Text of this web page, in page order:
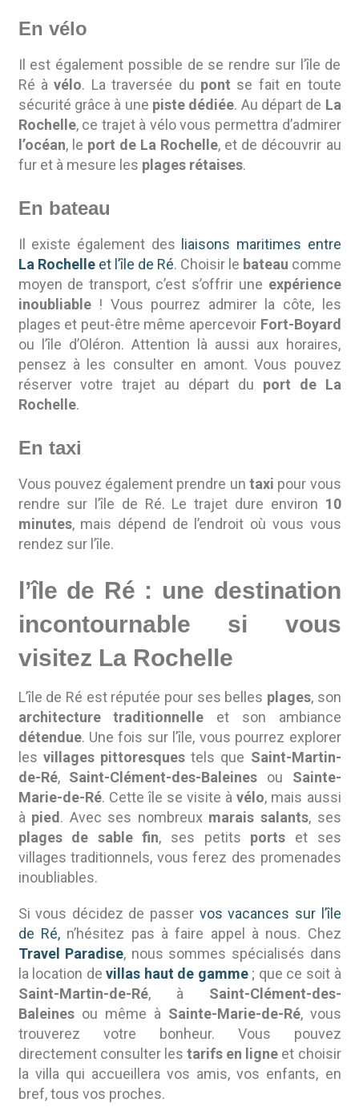
En vélo
Il est également possible de se rendre sur l’île de
Ré àvélo. La traversée du pont se fait en toute
sécurité grâce à une piste dédiée. Au départ de La
Rochelle, ce trajet à vélo vous permettra d’admirer
l’océan, le port de La Rochelle, et de découvrir au
fur et à mesure les plages rétaises.
En bateau
Il existe également des
liaisons maritimes entre
La Rochelleet l’île de Ré. Choisir le bateau comme
moyen de transport, c’est s’offrir une expérience
inoubliable! Vous pourrez admirer la côte, les
plages et peut-être même apercevoir Fort-Boyard
ou l’île d’Oléron. Attention là aussi aux horaires,
pensez à les consulter en amont. Vous pouvez
réserver votre trajet au départ du port de La
Rochelle.
En taxi
Vous pouvez également prendre un taxi pour vous
rendre sur l’île de Ré. Le trajet dure environ 10
minutes, mais dépend de l’endroit où vous vous
rendez sur l’île.
l’île de Ré : une destination
incontournable si vous
visitez La Rochelle
L’île de Ré est réputée pour ses belles plages, son
architecture traditionnelle et son ambiance
détendue. Une fois sur l’île, vous pourrez explorer
les villages pittoresquestels que Saint-Martin-
de-Ré, Saint-Clément-des-Baleines ou Sainte-
Marie-de-Ré. Cette île se visite àvélo, mais aussi
à pied . Avec ses nombreux marais salants, ses
plages de sable fin, ses petits ports et ses
villages traditionnels, vous ferez des promenades
inoubliables.
Si vous décidez de passer vos vacances sur l’île
de Ré,n’hésitez pas à faire appel à nous. Chez
Travel Paradise, nous sommes spécialisés dans
la location devillas haut de gamme; que ce soit à
Saint-Martin-de-Ré, à Saint-Clément-des-
Baleinesou même à Sainte-Marie-de-Ré, vous
trouverez votre bonheur. Vous pouvez
directement consulter les tarifs en ligne et choisir
la villa qui accueillera vos amis, vos enfants, en
bref, tous vos proches.